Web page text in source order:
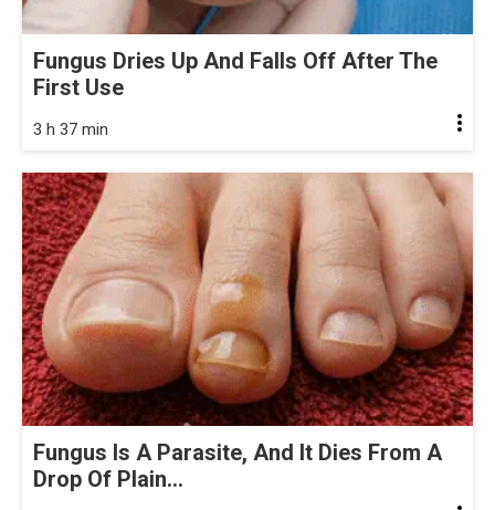
Fungus Dries Up And Falls Off After The
First Use
3 h 37 min
Fungus Is A Parasite, And It Dies From A
Drop Of Plain...